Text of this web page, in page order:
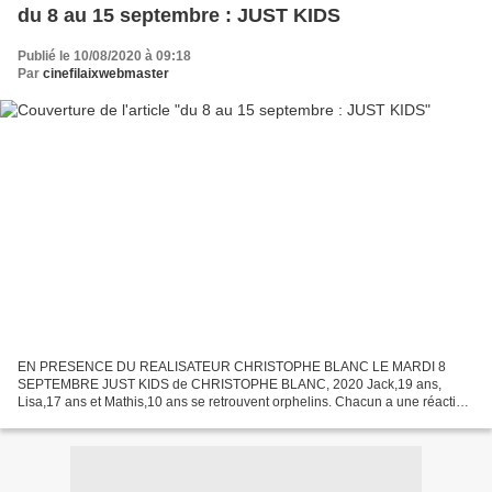
du 8 au 15 septembre : JUST KIDS
Publié le 10/08/2020 à 09:18
Par cinefilaixwebmaster
EN PRESENCE DU REALISATEUR CHRISTOPHE BLANC LE MARDI 8
SEPTEMBRE JUST KIDS de CHRISTOPHE BLANC, 2020 Jack,19 ans,
Lisa,17 ans et Mathis,10 ans se retrouvent orphelins. Chacun a une réaction